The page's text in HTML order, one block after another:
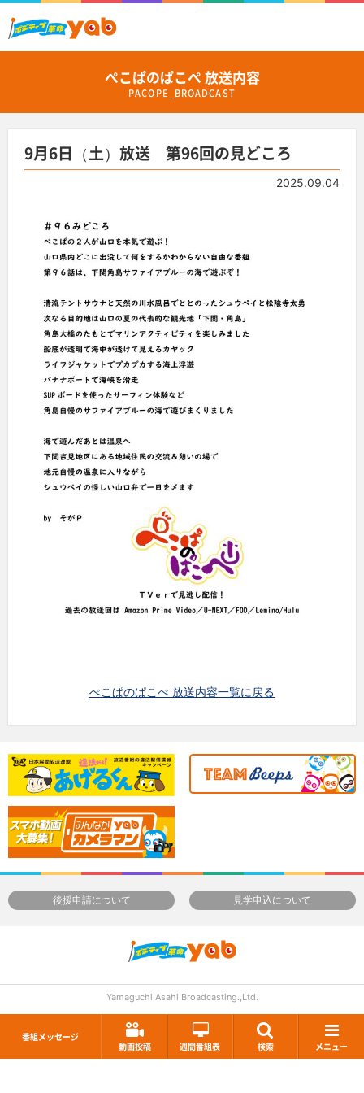
番組メッセージ
動画投稿
週間番組表 検索 メニュー
ぺこぱのぱこぺ 放送内容
PACOPE_BROADCAST
9月6日（土）放送 第96回の見どころ
2025.09.04
ぺこぱのぱこぺ 放送内容一覧に戻る
後援申請について 見学申込について
Yamaguchi Asahi Broadcasting.,Ltd.